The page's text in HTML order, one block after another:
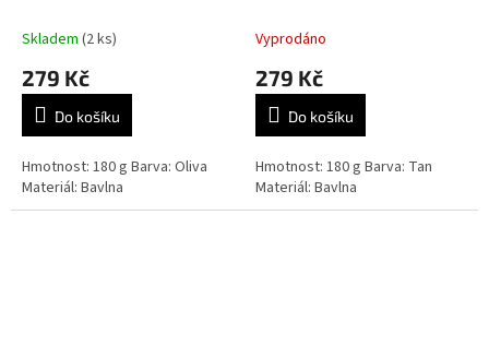
Skladem (2 ks)
279 Kč
Do košíku
Hmotnost: 180 g Barva: Oliva
Materiál: Bavlna
Vyprodáno
279 Kč
Do košíku
Hmotnost: 180 g Barva: Tan
Materiál: Bavlna